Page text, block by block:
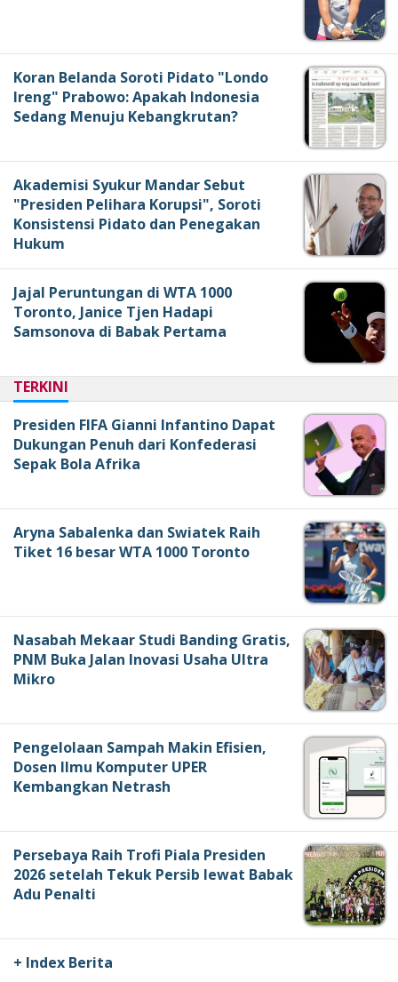
Koran Belanda Soroti Pidato "Londo
Ireng" Prabowo: Apakah Indonesia
Sedang Menuju Kebangkrutan?
Akademisi Syukur Mandar Sebut
"Presiden Pelihara Korupsi", Soroti
Konsistensi Pidato dan Penegakan
Hukum
Jajal Peruntungan di WTA 1000
Toronto, Janice Tjen Hadapi
Samsonova di Babak Pertama
TERKINI
Presiden FIFA Gianni Infantino Dapat
Dukungan Penuh dari Konfederasi
Sepak Bola Afrika
Aryna Sabalenka dan Swiatek Raih
Tiket 16 besar WTA 1000 Toronto
Nasabah Mekaar Studi Banding Gratis,
PNM Buka Jalan Inovasi Usaha Ultra
Mikro
Pengelolaan Sampah Makin Efisien,
Dosen Ilmu Komputer UPER
Kembangkan Netrash
Persebaya Raih Trofi Piala Presiden
2026 setelah Tekuk Persib lewat Babak
Adu Penalti
+ Index Berita